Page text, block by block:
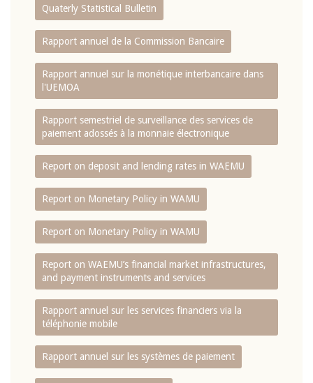
Quaterly Statistical Bulletin
Rapport annuel de la Commission Bancaire
Rapport annuel sur la monétique interbancaire dans
l'UEMOA
Rapport semestriel de surveillance des services de
paiement adossés à la monnaie électronique
Report on deposit and lending rates in WAEMU
Report on Monetary Policy in WAMU
Report on Monetary Policy in WAMU
Report on WAEMU’s financial market infrastructures,
and payment instruments and services
Rapport annuel sur les services financiers via la
téléphonie mobile
Rapport annuel sur les systèmes de paiement